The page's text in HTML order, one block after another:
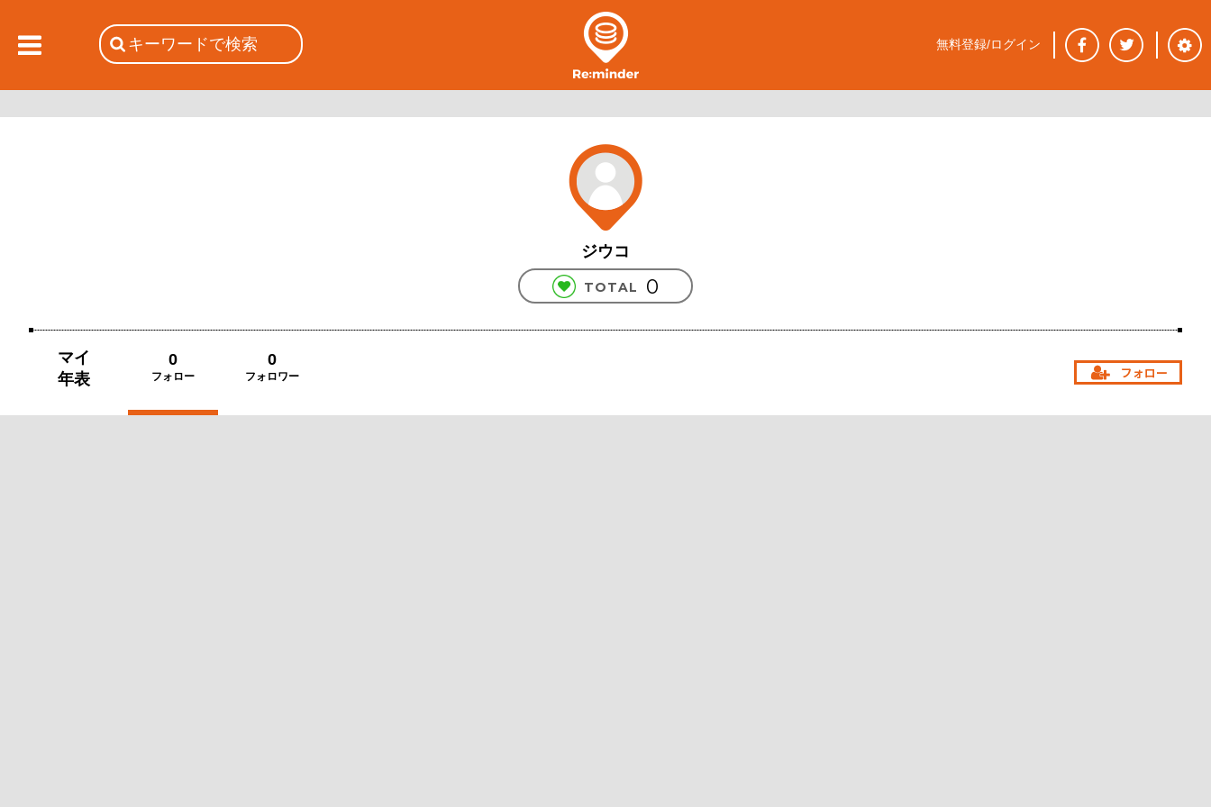
ジウコ
TOTAL 0
マイ
年表
0
フォロー
0
フォロワー
無料登録/ログイン